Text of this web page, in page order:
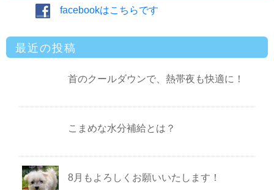
facebookはこちらです
最近の投稿
首のクールダウンで、熱帯夜も快適に！
こまめな水分補給とは？
8月もよろしくお願いいたします！